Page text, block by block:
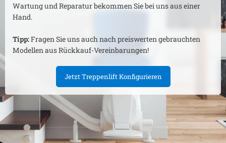
Wartung und Reparatur bekommen Sie bei uns aus einer
Hand.
Tipp:Fragen Sie uns auch nach preiswerten gebrauchten
Modellen aus Rückkauf-Vereinbarungen!
Jetzt Treppenlift Konfigurieren